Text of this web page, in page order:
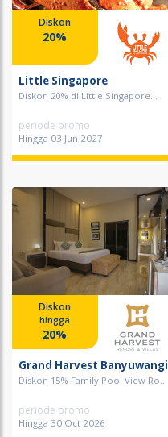
Diskon
20%
Little Singapore
Diskon 20% di Little Singapore...
periode promo
Hingga 03 Jun 2027
Diskon
hingga
20%
Grand Harvest Banyuwangi
Diskon 15% Family Pool View Ro...
periode promo
Hingga 30 Oct 2026